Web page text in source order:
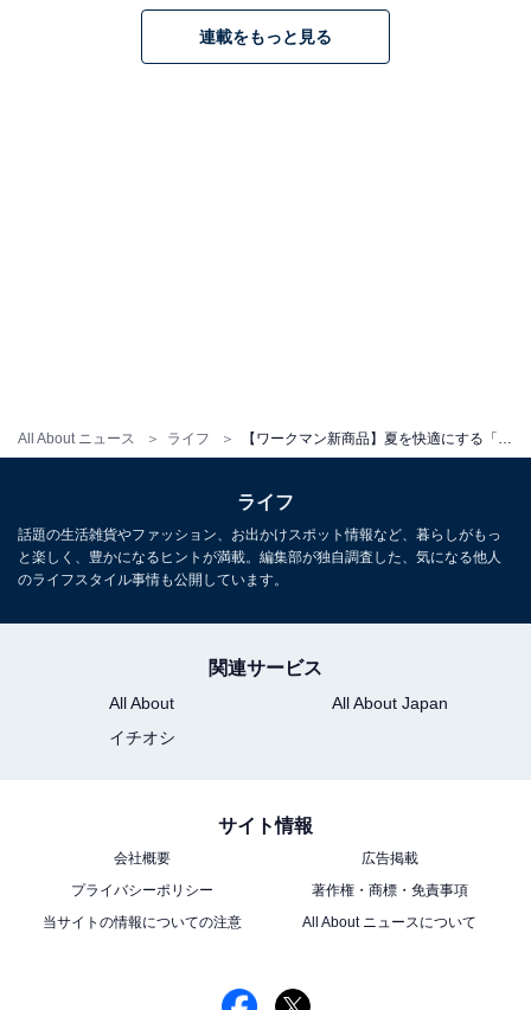
All About ニュース ライフ
2
連載をもっと見る
ライフ
話題の生活雑貨やファッション、お出かけスポット情報など、暮らしがもっ
と楽しく、豊かになるヒントが満載。編集部が独自調査した、気になる他人
のライフスタイル事情も公開しています。
関連サービス
All About
All About Japan
イチオシ
サイト情報
会社概要
広告掲載
プライバシーポリシー
著作権・商標・免責事項
当サイトの情報についての注意
All About ニュースについて